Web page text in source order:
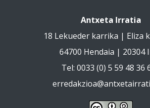
Antxeta Irratia
18 Lekueder karrika | Eliza
64700 Hendaia | 20304
Tel: 0033 (0) 5 59 48 36